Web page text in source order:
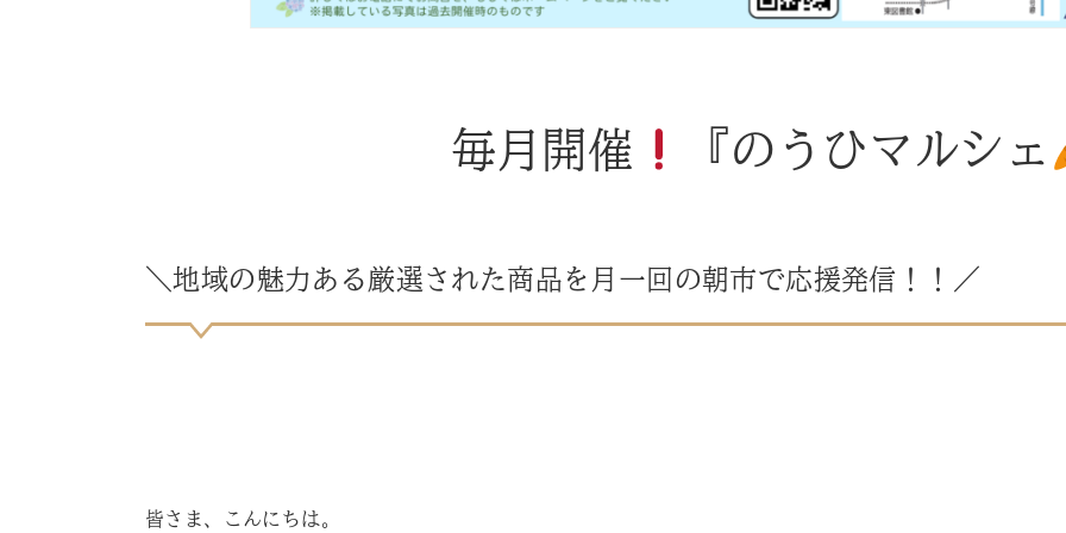
毎月開催 『のうひマルシェ
＼地域の魅力ある厳選された商品を月一回の朝市で応援発信！！／
皆さま、こんにちは。